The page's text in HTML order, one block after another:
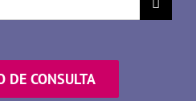
DE CONSULTA